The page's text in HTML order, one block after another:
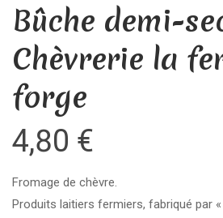
Bûche demi-
Chèvrerie la
forge
4,80 €
Fromage de chèvre.
Produits laitiers fermiers, fabriqué par